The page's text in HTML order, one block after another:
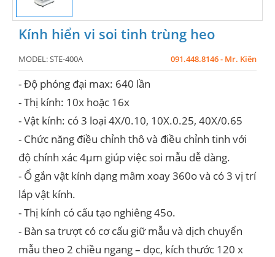
Kính hiển vi soi tinh trùng heo
MODEL:STE-400A 091.448.8146 - Mr. Kiên
- Độ phóng đại max: 640 lần
- Thị kính: 10x hoặc 16x
- Vật kính: có 3 loại 4X/0.10, 10X.0.25, 40X/0.65
- Chức năng điều chỉnh thô và điều chỉnh tinh với
độ chính xác 4μm giúp việc soi mẫu dễ dàng.
- Ổ gắn vật kính dạng mâm xoay 360o và có 3 vị trí
lắp vật kính.
- Thị kính có cấu tạo nghiêng 45o.
- Bàn sa trượt có cơ cấu giữ mẫu và dịch chuyển
mẫu theo 2 chiều ngang – dọc, kích thước 120 x